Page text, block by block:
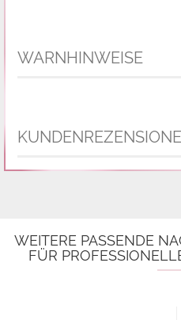
WARNHINWEISE
WEITERE PASSENDE
FÜR